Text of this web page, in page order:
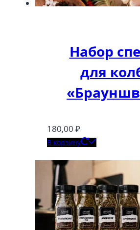
Набор
для
180,00 ₽
В корзину